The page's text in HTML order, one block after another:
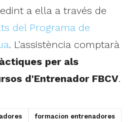
a ella a través de
del Programa de
. L'assistència comptarà
per als
d'Entrenador FBCV.
formacion entrenadores